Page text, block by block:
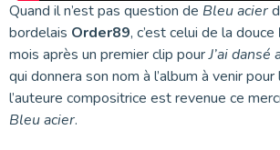
Quand il n’est pas question de Bleu acier
bordelais Order89, c’est celui de la douce
mois après un premier clip pourJ’ai
qui donnera son nom à l’album à venir
l’auteure compositrice est revenue ce
Bleu acier.